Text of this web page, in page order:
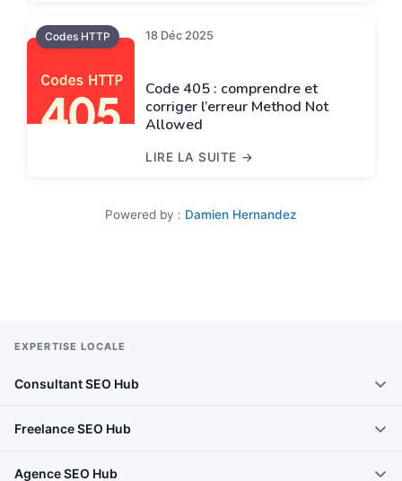
Codes HTTP 18 Déc 2025
Code 405 : comprendre et
corriger l’erreur Method Not
Allowed
LIRE LA SUITE
CODE 405 : COMPRENDRE ET
Powered by : Damien Hernandez
EXPERTISE LOCALE
Consultant SEO Hub
Freelance SEO Hub
Agence SEO Hub